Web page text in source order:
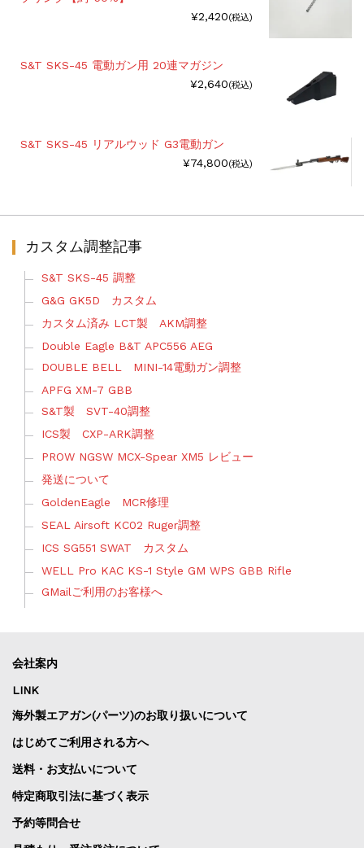
¥2,420(税込)
S&T SKS-45 電動ガン用 20連マガジン
¥2,640(税込)
S&T SKS-45 リアルウッド G3電動ガン
¥74,800(税込)
カスタム調整記事
S&T SKS-45 調整
G&G GK5D カスタム
カスタム済み LCT製 AKM調整
Double Eagle B&T APC556 AEG
DOUBLE BELL MINI-14電動ガン調整
APFG XM-7 GBB
S&T製 SVT-40調整
ICS製 CXP-ARK調整
PROW NGSW MCX-Spear XM5 レビュー
発送について
GoldenEagle MCR修理
SEAL Airsoft KC02 Ruger調整
ICS SG551 SWAT カスタム
WELL Pro KAC KS-1 Style GM WPS GBB Rifle
GMailご利用のお客様へ
会社案内
LINK
海外製エアガン(パーツ)のお取り扱いについて
はじめてご利用される方へ
送料・お支払いについて
特定商取引法に基づく表示
予約等問合せ